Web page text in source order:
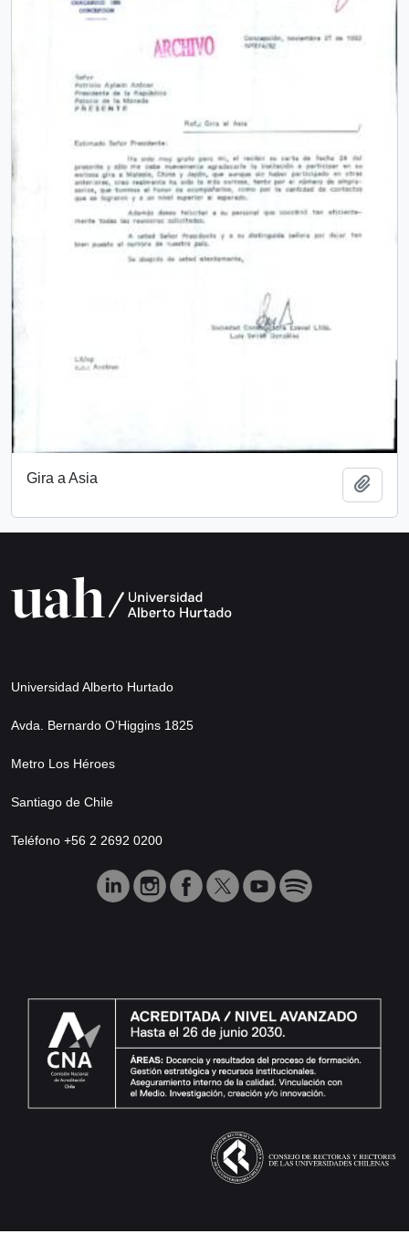
Gira a Asia
Universidad Alberto Hurtado
Avda. Bernardo O’Higgins 1825
Metro Los Héroes
Santiago de Chile
Teléfono +56 2 2692 0200